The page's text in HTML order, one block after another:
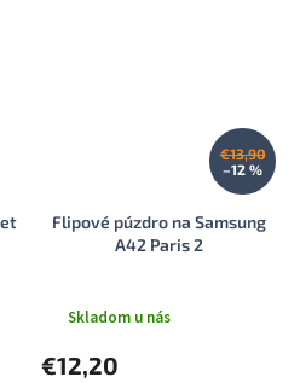
€13,90
–12 %
Flipové púzdro na Samsung
A42 Paris 2
Skladom u nás
€12,20